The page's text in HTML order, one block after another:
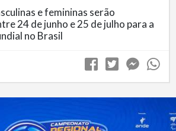
e femininas serão
24 de junho e 25 de julho para a
no Brasil